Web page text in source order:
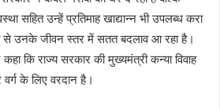
सहित उन्हें प्रतिमाह खाद्यान्न भी उपलब्ध करा
से उनके जीवन स्तर में सतत बदलाव आ रहा है।
कहा कि राज्य सरकार की मुख्यमंत्री कन्या विवाह
के लिए वरदान है।